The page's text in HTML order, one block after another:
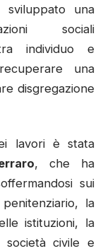
una
sociali
individuo e
una
disgregazione
lavori è stata
, che ha
sui
la
istituzioni, la
civile e